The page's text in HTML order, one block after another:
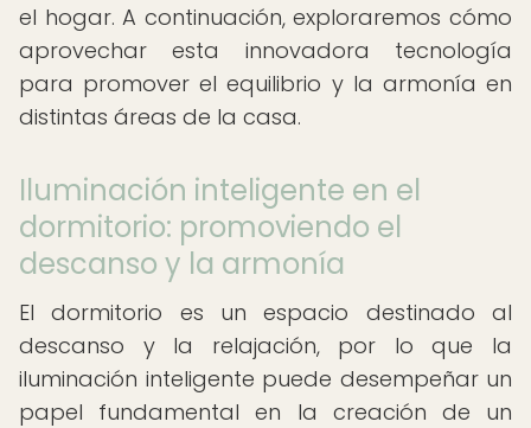
el hogar. A continuación, exploraremos cómo
aprovechar esta innovadora tecnología
para promover el equilibrio y la armonía en
distintas áreas de la casa.
Iluminación inteligente en el
dormitorio: promoviendo el
descanso y la armonía
El dormitorio es un espacio destinado al
descanso y la relajación, por lo que la
iluminación inteligente puede desempeñar un
papel fundamental en la creación de un